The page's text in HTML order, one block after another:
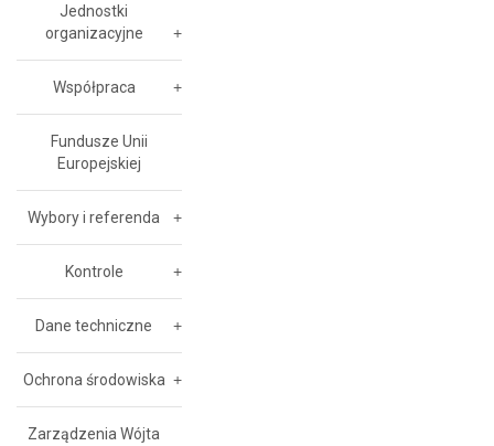
Jednostki
organizacyjne
Współpraca
Fundusze Unii
Europejskiej
Wybory i referenda
Kontrole
Dane techniczne
Ochrona środowiska
Zarządzenia Wójta